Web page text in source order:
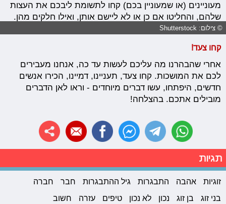
מעוניינים (או שמעוניין בכם) קחו לתשומת ליבכם את העצות
שלהם, והחליטו אם כן או לא ליישם אותן, ואילו חלקים מהן.
© צילום: Shutterstock
קחו צעד!
אחרי שהבהרנו מה עליכם לעשות עד כה, אנחנו מעבירים
לכם את המושכות. קחו צעד, תעניינו, דמיינו, הכירו אנשים
חדשים, היפתחו, עשו דברים מיוחדים - וראו לאן הדברים
מובילים אתכם. בהצלחה!
תגיות
זוגיות אהבה התבגרות גיל ההתבגרות חבר
חברה
בני זוג
בן זוג נכון לא נכון טיפים עזרה חשוב